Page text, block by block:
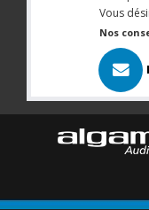
Vous
Nos